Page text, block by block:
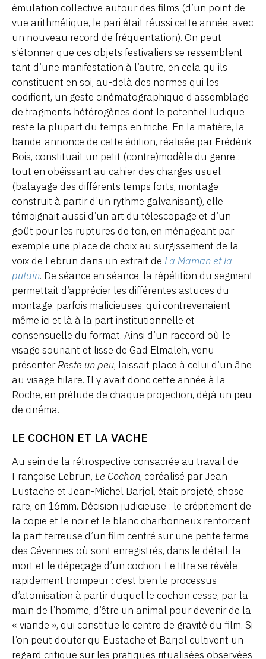
émulation collective autour des films (d’un point de
vue arithmétique, le pari était réussi cette année, avec
un nouveau record de fréquentation). On peut
s’étonner que ces objets festivaliers se ressemblent
tant d’une manifestation à l’autre, en cela qu’ils
constituent en soi, au-delà des normes qui les
codifient, un geste cinématographique d’assemblage
de fragments hétérogènes dont le potentiel ludique
reste la plupart du temps en friche. En la matière, la
bande-annonce de cette édition, réalisée par Frédérik
Bois, constituait un petit (contre)modèle du genre :
tout en obéissant au cahier des charges usuel
(balayage des différents temps forts, montage
construit à partir d’un rythme galvanisant), elle
témoignait aussi d’un art du télescopage et d’un
goût pour les ruptures de ton, en ménageant par
exemple une place de choix au surgissement de la
voix de Lebrun dans un extrait de La Maman et la
putain. De séance en séance, la répétition du segment
permettait d’apprécier les différentes astuces du
montage, parfois malicieuses, qui contrevenaient
même ici et là à la part institutionnelle et
consensuelle du format. Ainsi d’un raccord où le
visage souriant et lisse de Gad Elmaleh, venu
présenterReste un peu, laissait place à celui d’un âne
au visage hilare. Il y avait donc cette année à la
Roche, en prélude de chaque projection, déjà un peu
de cinéma.
LE COCHON ET LA VACHE
Au sein de la rétrospective consacrée au travail de
Françoise Lebrun, Le Cochon, coréalisé par Jean
Eustache et Jean-Michel Barjol, était projeté, chose
rare, en 16mm. Décision judicieuse : le crépitement de
la copie et le noir et le blanc charbonneux renforcent
la part terreuse d’un film centré sur une petite ferme
des Cévennes où sont enregistrés, dans le détail, la
mort et le dépeçage d’un cochon. Le titre se révèle
rapidement trompeur : c’est bien le processus
d’atomisation à partir duquel le cochon cesse, par la
main de l’homme, d’être un animal pour devenir de la
« viande », qui constitue le centre de gravité du film. Si
l’on peut douter qu’Eustache et Barjol cultivent un
regard critique sur les pratiques ritualisées observées